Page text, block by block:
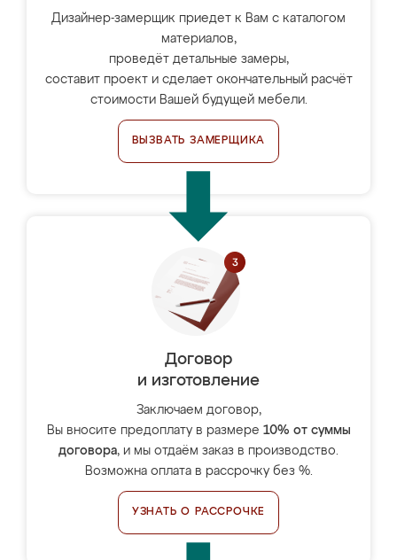
Дизайнер-замерщик приедет к Вам с каталогом
материалов,
проведёт детальные замеры,
составит проект и сделает окончательный расчёт
стоимости Вашей будущей мебели.
ВЫЗВАТЬ ЗАМЕРЩИКА
Договор
и изготовление
Заключаем договор,
Вы вносите предоплату в размере 10% от суммы
договора, и мы отдаём заказ в производство.
Возможна оплата в рассрочку без %.
УЗНАТЬ О РАССРОЧКЕ